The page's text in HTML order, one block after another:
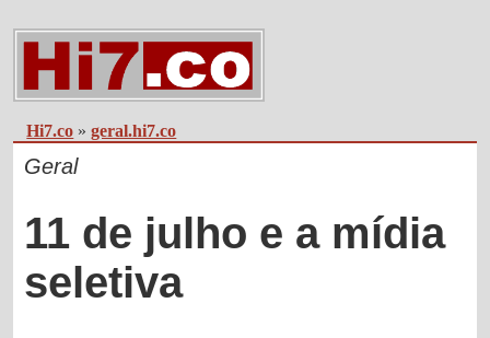
Hi7.co »geral.hi7.co
Geral
11 de julho e a mídia
seletiva